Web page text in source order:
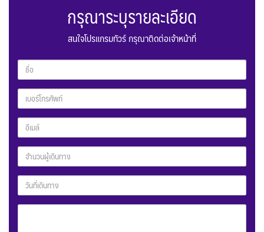
กรุณาระบุรายละเอียด
สนใจโปรแกรมทัวร์ กรุณาติดต่อเจ้าหน้าที่